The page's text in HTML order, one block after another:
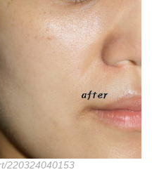
220324040153